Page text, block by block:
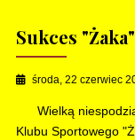
Sukces
środa, 22 czerwiec
Wielką
Klubu Sportowego